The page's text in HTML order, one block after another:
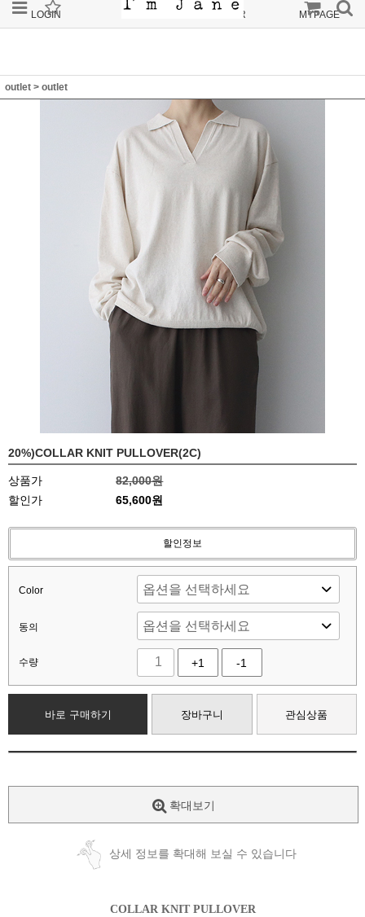
LOGIN ORDER MYPAGE
outlet > outlet
20%)COLLAR KNIT PULLOVER(2C)
상품가
82,000원
할인가
65,600원
할인정보
Color
동의
수량 +1 -1
바로 구매하기 장바구니 관심상품
확대보기
상세 정보를 확대해 보실 수 있습니다
COLLAR KNIT PULLOVER